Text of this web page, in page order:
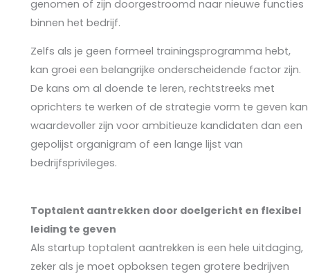
genomen of zijn doorgestroomd naar nieuwe functies
binnen het bedrijf.
Zelfs als je geen formeel trainingsprogramma hebt,
kan groei een belangrijke onderscheidende factor zijn.
De kans om al doende te leren, rechtstreeks met
oprichters te werken of de strategie vorm te geven kan
waardevoller zijn voor ambitieuze kandidaten dan een
gepolijst organigram of een lange lijst van
bedrijfsprivileges.
Toptalent aantrekken door doelgericht en flexibel
leiding te geven
Als startup toptalent aantrekken is een hele uitdaging,
zeker als je moet opboksen tegen grotere bedrijven